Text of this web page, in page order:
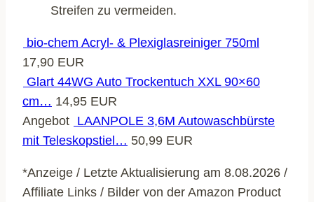
Streifen zu vermeiden.
bio-chem Acryl- & Plexiglasreiniger 750ml
17,90 EUR
Glart 44WG Auto Trockentuch XXL 90×60
cm… 14,95 EUR
Angebot LAANPOLE 3,6M Autowaschbürste
mit Teleskopstiel… 50,99 EUR
*Anzeige / Letzte Aktualisierung am 8.08.2026 /
Affiliate Links / Bilder von der Amazon Product